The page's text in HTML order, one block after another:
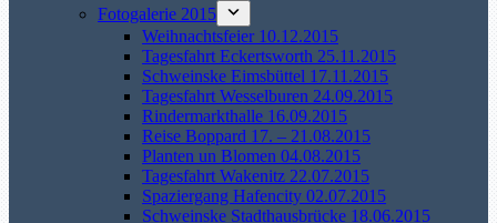
Fotogalerie 2015
Weihnachtsfeier 10.12.2015
Tagesfahrt Eckertsworth 25.11.2015
Schweinske Eimsbüttel 17.11.2015
Tagesfahrt Wesselburen 24.09.2015
Rindermarkthalle 16.09.2015
Reise Boppard 17. – 21.08.2015
Planten un Blomen 04.08.2015
Tagesfahrt Wakenitz 22.07.2015
Spaziergang Hafencity 02.07.2015
Schweinske Stadthausbrücke 18.06.2015